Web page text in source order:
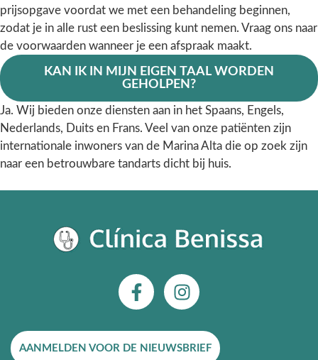
prijsopgave voordat we met een behandeling beginnen,
zodat je in alle rust een beslissing kunt nemen. Vraag ons naar
de voorwaarden wanneer je een afspraak maakt.
KAN IK IN MIJN EIGEN TAAL WORDEN
GEHOLPEN?
Ja. Wij bieden onze diensten aan in het Spaans, Engels,
Nederlands, Duits en Frans. Veel van onze patiënten zijn
internationale inwoners van de Marina Alta die op zoek zijn
naar een betrouwbare tandarts dicht bij huis.
F
a
e
b
I
n
t
a
AANMELDEN VOOR DE NIEUWSBRIEF